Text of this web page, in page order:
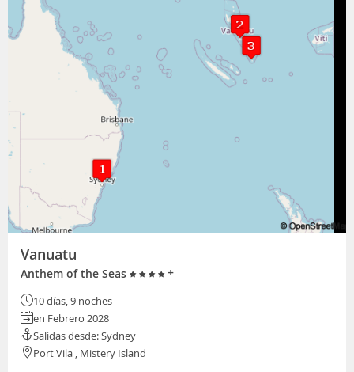
Vanuatu
Anthem of the Seas +
10 días, 9 noches
en Febrero 2028
Salidas desde: Sydney
Port Vila , Mistery Island